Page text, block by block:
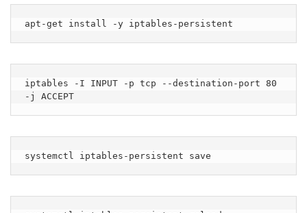
apt-get install -y iptables-persistent
iptables -I INPUT -p tcp --destination-port 80
-j ACCEPT
systemctl iptables-persistent save